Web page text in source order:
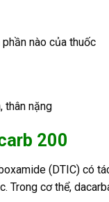
nào của thuốc
thân nặng
200
(DTIC) có
Trong cơ thể,